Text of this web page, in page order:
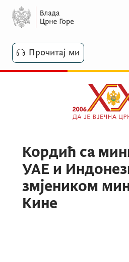
Прочитај ми
Кордић са
УАЕ и
змјеником
Кине